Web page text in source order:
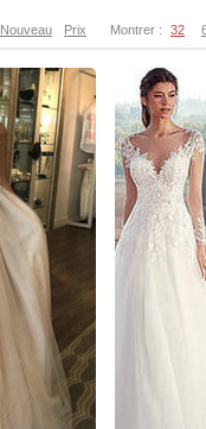
Nouveau Prix Montrer : 32